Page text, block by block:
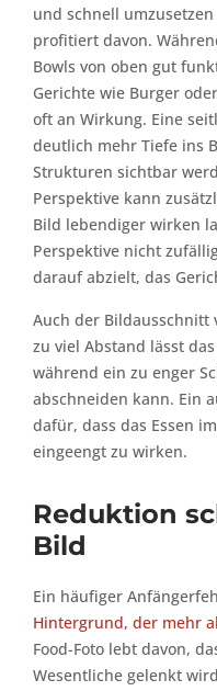
und schnell
profitiert davon.
Bowls von oben gut
Gerichte wie Burger
oft an Wirkung. Eine
deutlich mehr Tiefe ins
Strukturen sichtbar
Perspektive kann
Bild lebendiger wirken
Perspektive nicht
darauf abzielt, das
Auch der Bildausschnitt
zu viel Abstand lässt
während ein zu enger
abschneiden kann. Ein
dafür, dass das Essen
eingeengt zu wirken.
Reduktion
Bild
Ein häufiger
Hintergrund, der mehr
Food-Foto lebt davon,
Wesentliche gelenkt